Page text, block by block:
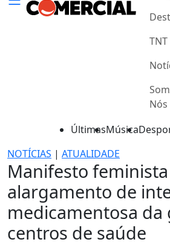
TNT
Nós
ÚltimasMúsica
NOTÍCIAS | ATUALIDADE
Manifesto
alargamento de
medicamentosa da
centros de saúde